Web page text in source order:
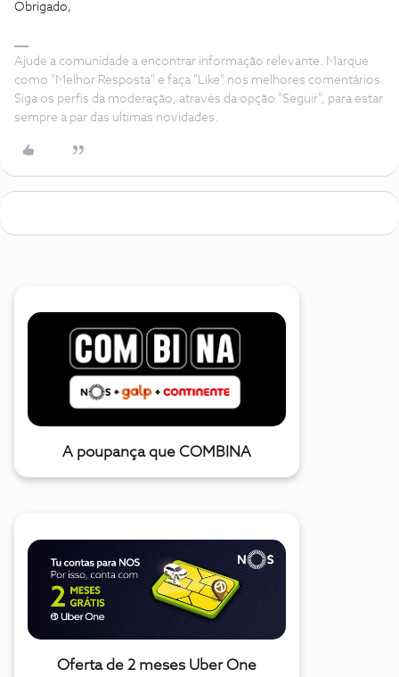
Obrigado,
Ajude a comunidade a encontrar informação relevante. Marque
como "Melhor Resposta" e faça "Like" nos melhores comentários.
Siga os perfis da moderação, através da opção "Seguir", para estar
sempre a par das ultimas novidades.
A poupança que COMBINA
Oferta de 2 meses Uber One